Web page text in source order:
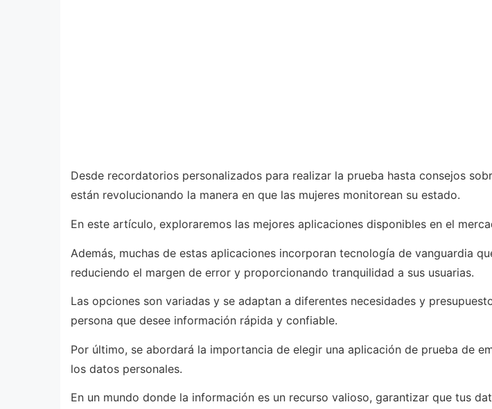
Desde recordatorios personalizados para realizar la prueba hasta consejos
están revolucionando la manera en que las mujeres monitorean su estado.
En este artículo, exploraremos las mejores aplicaciones disponibles en el
Además, muchas de estas aplicaciones incorporan tecnología de vanguardia
reduciendo el margen de error y proporcionando tranquilidad a sus usuarias.
Las opciones son variadas y se adaptan a diferentes necesidades y
persona que desee información rápida y confiable.
Por último, se abordará la importancia de elegir una aplicación de prueba de
los datos personales.
En un mundo donde la información es un recurso valioso, garantizar que tus